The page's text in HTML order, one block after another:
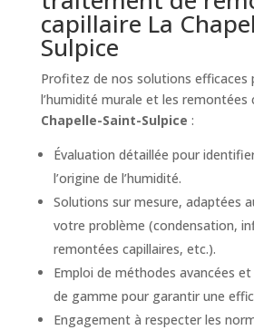
capillaire La
Sulpice
Profitez de nos solutions efficaces
l’humidité murale et les remontées
Chapelle-Saint-Sulpice :
Évaluation détaillée pour
l’origine de l’humidité.
Solutions sur mesure, adaptées
votre problème (condensation,
remontées capillaires, etc.).
Emploi de méthodes avancées
de gamme pour garantir une
Engagement à respecter les